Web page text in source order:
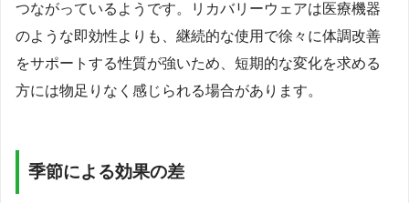
つながっているようです。リカバリーウェアは医療機器
のような即効性よりも、継続的な使用で徐々に体調改善
をサポートする性質が強いため、短期的な変化を求める
方には物足りなく感じられる場合があります。
季節による効果の差